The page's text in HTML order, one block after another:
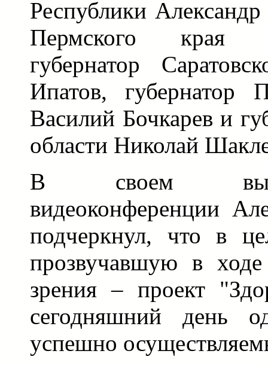
Республики
Пермского края
губернатор
Ипатов, губернатор
Василий Бочкарев и
области Николай
В своем
видеоконференции
подчеркнул, что в
прозвучавшую в
зрения – проект
сегодняшний день
успешно